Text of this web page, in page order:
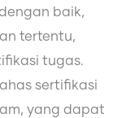
baik,
tertentu,
tugas.
sertifikasi
yang dapat